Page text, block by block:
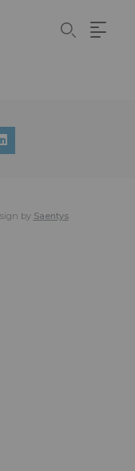
by Saentys